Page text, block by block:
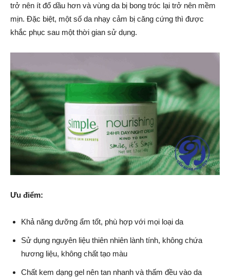
trở nên ít đổ dầu hơn và vùng da bị bong tróc lại trở nên mềm
mịn. Đặc biệt, một số da nhạy cảm bị căng cứng thì được
khắc phục sau một thời gian sử dụng.
Ưu điểm:
Khả năng dưỡng ẩm tốt, phù hợp với mọi loại da
Sử dụng nguyên liệu thiên nhiên lành tính, không chứa
hương liệu, không chất tạo màu
Chất kem dạng gel nên tan nhanh và thấm đều vào da